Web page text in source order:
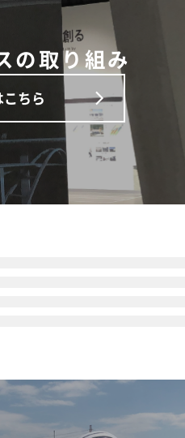
の取り組み
ちら